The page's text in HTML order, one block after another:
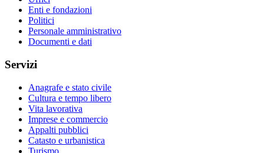
Enti e fondazioni
Politici
Personale amministrativo
Documenti e dati
Servizi
Anagrafe e stato civile
Cultura e tempo libero
Vita lavorativa
Imprese e commercio
Appalti pubblici
Catasto e urbanistica
Turismo